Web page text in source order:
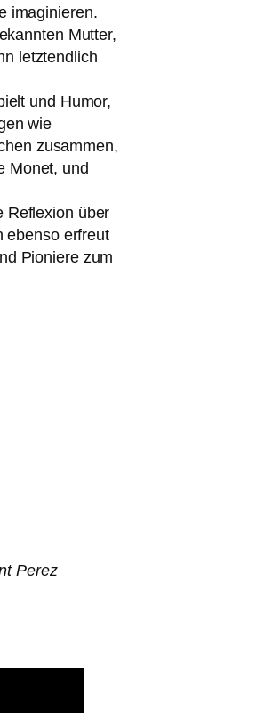
ima­gi­nie­ren.
Mutter,
letzt­end­lich
und Humor,
wie
zusam­men,
Monet, und
Reflexion über
eben­so erfreut
Pioniere zum
Perez